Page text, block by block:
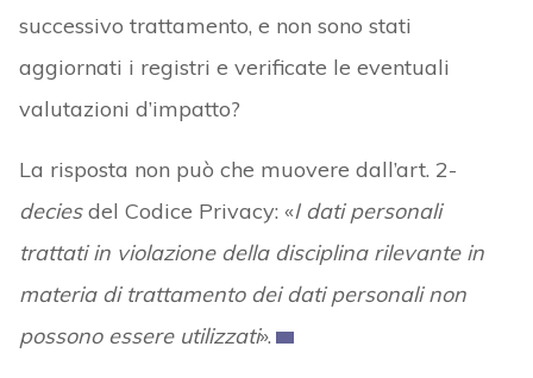
successivo trattamento, e non sono stati
aggiornati i registri e verificate le eventuali
valutazioni d’impatto?
La risposta non può che muovere dall’art. 2-
deciesdel Codice Privacy: «I dati personali
trattati in violazione della disciplina rilevante in
materia di trattamento dei dati personali non
possono essere utilizzati».